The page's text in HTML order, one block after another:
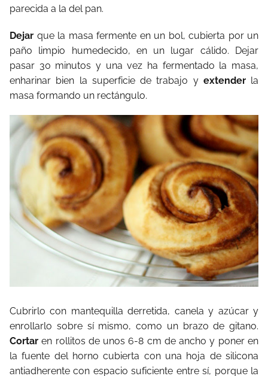
parecida a la del pan.
Dejar que la masa fermente en un bol, cubierta por un
paño limpio humedecido, en un lugar cálido. Dejar
pasar 30 minutos y una vez ha fermentado la masa,
enharinar bien la superficie de trabajo y extender la
masa formando un rectángulo.
Cubrirlo con mantequilla derretida, canela y azúcar y
enrollarlo sobre sí mismo, como un brazo de gitano.
Cortaren rollitos de unos 6-8 cm de ancho y poner en
la fuente del horno cubierta con una hoja de silicona
antiadherente con espacio suficiente entre sí, porque la